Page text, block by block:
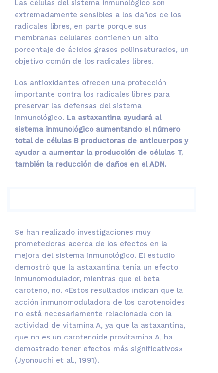
Las células del sistema inmunológico son
extremadamente sensibles a los daños de los
radicales libres, en parte porque sus
membranas celulares contienen un alto
porcentaje de ácidos grasos poliinsaturados, un
objetivo común de los radicales libres.
Los antioxidantes ofrecen una protección
importante contra los radicales libres para
preservar las defensas del sistema
inmunológico. La astaxantina ayudará al
sistema inmunológico aumentando el número
total de células B productoras de anticuerpos y
ayudar a aumentar la producción de células T,
también la reducción de daños en el ADN.
Se han realizado investigaciones muy
prometedoras acerca de los efectos en la
mejora del sistema inmunológico. El estudio
demostró que la astaxantina tenía un efecto
inmunomodulador, mientras que el beta
caroteno, no. «Estos resultados indican que la
acción inmunomoduladora de los carotenoides
no está necesariamente relacionada con la
actividad de vitamina A, ya que la astaxantina,
que no es un carotenoide provitamina A, ha
demostrado tener efectos más significativos»
(Jyonouchi et al., 1991).